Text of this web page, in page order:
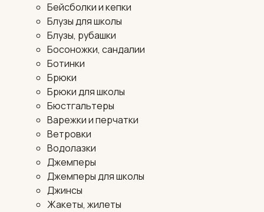
Бейсболки и кепки
Блузы для школы
Блузы, рубашки
Босоножки, сандалии
Ботинки
Брюки
Брюки для школы
Бюстгальтеры
Варежки и перчатки
Ветровки
Водолазки
Джемперы
Джемперы для школы
Джинсы
Жакеты, жилеты